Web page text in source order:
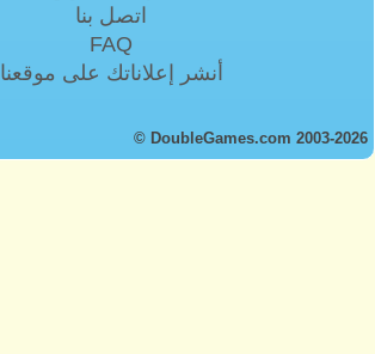
اتصل بنا
FAQ
أنشر إعلاناتك على موقعنا
© DoubleGames.com 2003-2026